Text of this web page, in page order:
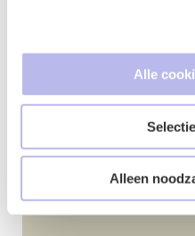
Alle
Alleen